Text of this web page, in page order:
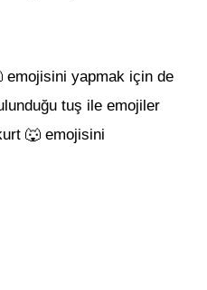
emojisini yapmak için de
tuş ile emojiler
🐺 emojisini